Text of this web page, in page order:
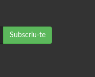
Subscriu-te